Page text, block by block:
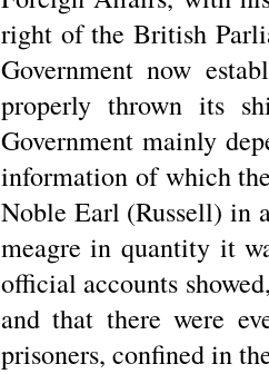
right of the British
Government now
properly thrown its
Government mainly
information of which
Noble Earl (Russell) in
meagre in quantity it
official accounts
and that there were
prisoners, confined in